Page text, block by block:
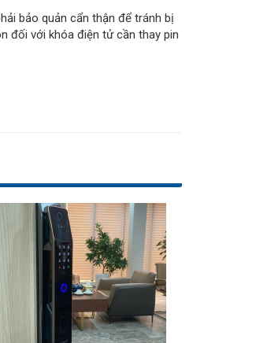
bảo quản cẩn thận để tránh bị
đối với khóa điện tử cần thay pin